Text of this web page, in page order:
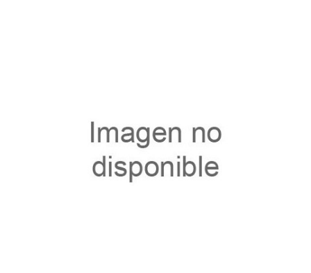
40145.8